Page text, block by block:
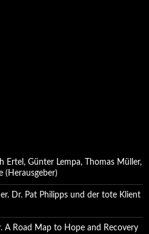
Ertel, Günter Lempa, Thomas Müller,
(Herausgeber)
Dr. Pat Philipps und der tote Klient
A Road Map to Hope and Recovery